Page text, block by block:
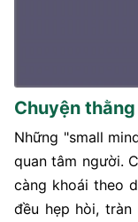
Chuyện
Những "small
quan tâm người.
càng khoái theo
đều hẹp hòi,